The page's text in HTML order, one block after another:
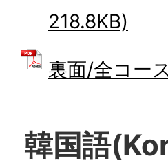
218.8KB)
裏面/全コー
韓国語